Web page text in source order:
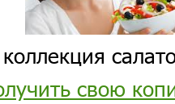
свою